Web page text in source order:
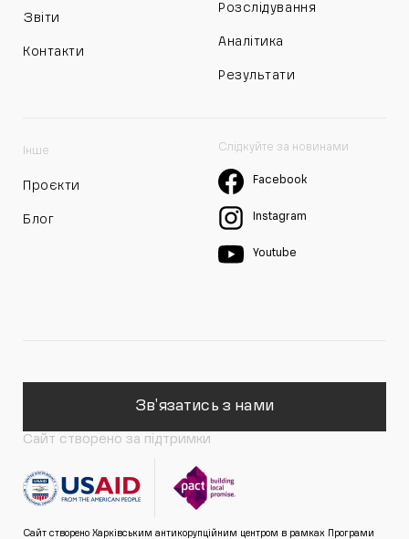
Звіти
Контакти
Розслідування
Аналітика
Результати
Інше
Проєкти
Блог
Слідкуйте за новинами
Facebook
Instagram
Youtube
Зв'язатись з нами
Сайт створено за підтримки
Сайт створено Харківським антикорупційним центром в рамках Програми